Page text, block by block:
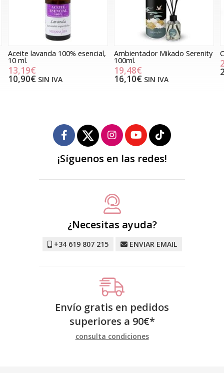
Ambientador Mikado Serenity
19,48€
16,10€
Crema base corporal, 1
22,95€
¡Síguenos en las redes!
¿Necesitas ayuda?
+34 619 807 215 ENVIAR EMAIL
Envío gratis en pedidos
superiores a 90€*
consulta condiciones